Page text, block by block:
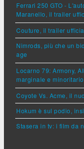
Ferrari 250 GTO -
Maranello, il trailer
Couture, il trailer
Nimrods, più che un
age
Locarno 79: Armony,
marginale e minoritario
Coyote Vs. Acme, il
Hokum è sul podio,
Stasera in tv: i film da